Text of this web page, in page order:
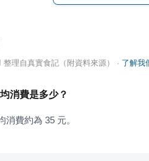
理自真實食記（附資料來源） · 了解我
消費是多少？
消費約為 35 元。